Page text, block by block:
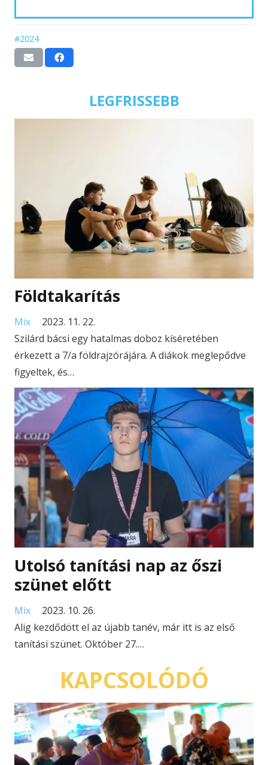
#2024
LEGFRISSEBB
Földtakarítás
Mix
2023. 11. 22.
Szilárd bácsi egy hatalmas doboz kíséretében
érkezett a 7/a földrajzórájára. A diákok meglepődve
figyeltek, és…
Utolsó tanítási nap az őszi
szünet előtt
Mix
2023. 10. 26.
Alig kezdődött el az újabb tanév, már itt is az első
tanítási szünet. Október 27.…
KAPCSOLÓDÓ